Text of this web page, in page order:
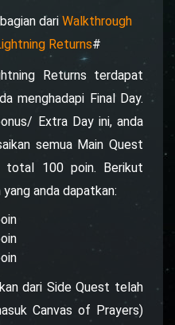
dari Walkthrough
Returns#
Returns terdapat
menghadapi Final Day.
Extra Day ini, anda
semua Main Quest
total 100 poin. Berikut
anda dapatkan:
dari Side Quest telah
Canvas of Prayers)